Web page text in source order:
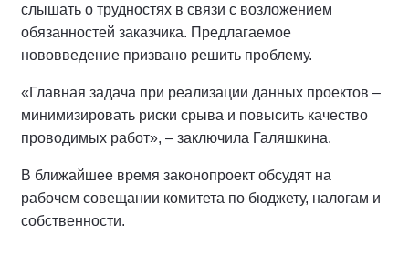
слышать о трудностях в связи с возложением
обязанностей заказчика. Предлагаемое
нововведение призвано решить проблему.
«Главная задача при реализации данных проектов –
минимизировать риски срыва и повысить качество
проводимых работ», – заключила Галяшкина.
В ближайшее время законопроект обсудят на
рабочем совещании комитета по бюджету, налогам и
собственности.